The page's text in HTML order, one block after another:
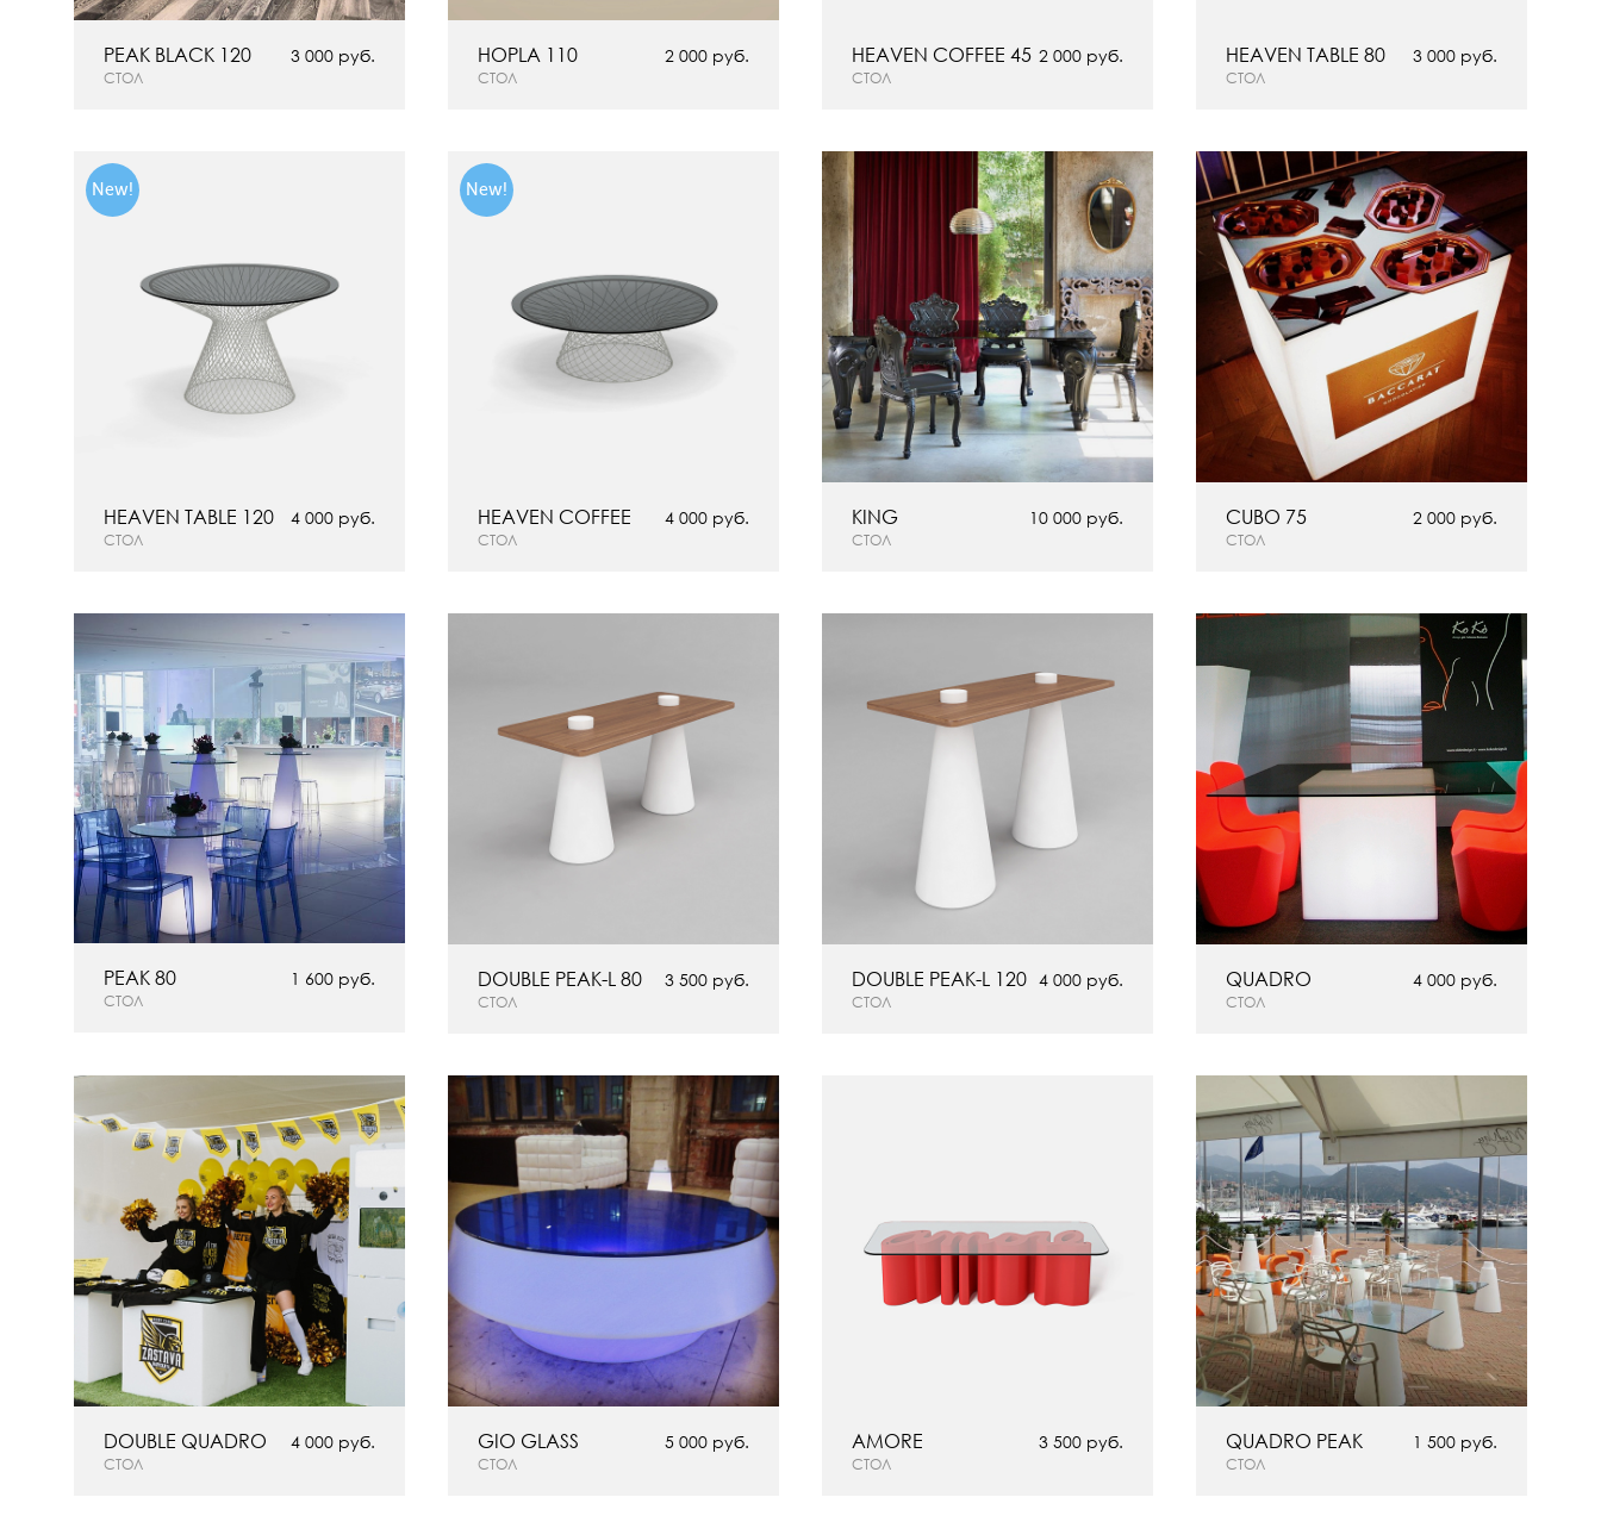
3 000 руб.
СТОЛ
PEAK BLACK 120 2 000 руб.
СТОЛ
HOPLA 110 2 000 руб.
СТОЛ
HEAVEN COFFEE 45 3 000 руб.
СТОЛ
HEAVEN TABLE 80
New!
4 000 руб.
СТОЛ
HEAVEN TABLE 120
New!
4 000 руб.
СТОЛ
HEAVEN COFFEE 10 000 руб.
СТОЛ
KING 2 000 руб.
СТОЛ
CUBO 75
1 600 руб.
СТОЛ
PEAK 80 3 500 руб.
СТОЛ
DOUBLE PEAK-L 80 4 000 руб.
СТОЛ
DOUBLE PEAK-L 120 4 000 руб.
СТОЛ
QUADRO
4 000 руб.
СТОЛ
DOUBLE QUADRO 5 000 руб.
СТОЛ
GIO GLASS 3 500 руб.
СТОЛ
AMORE 1 500 руб.
СТОЛ
QUADRO PEAK